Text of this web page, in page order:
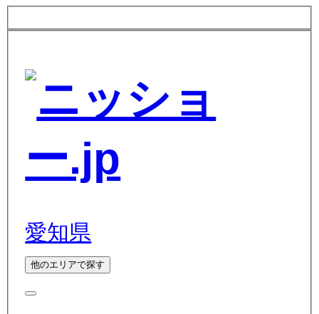
愛知県
他のエリアで探す